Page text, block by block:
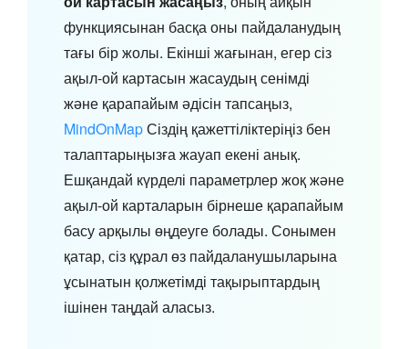
функциясынан басқа оны пайдаланудың
тағы бір жолы. Екінші жағынан, егер сіз
ақыл-ой картасын жасаудың сенімді
және қарапайым әдісін тапсаңыз,
MindOnMapСіздің қажеттіліктеріңіз бен
талаптарыңызға жауап екені анық.
Ешқандай күрделі параметрлер жоқ және
ақыл-ой карталарын бірнеше қарапайым
басу арқылы өңдеуге болады. Сонымен
қатар, сіз құрал өз пайдаланушыларына
ұсынатын қолжетімді тақырыптардың
ішінен таңдай аласыз.